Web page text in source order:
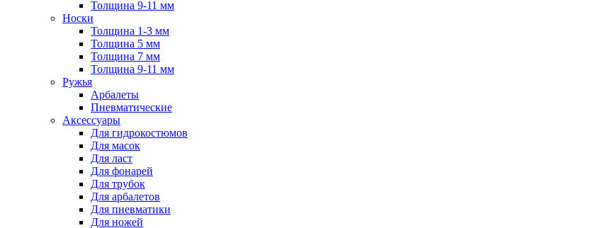
Толщина 9-11 мм
Носки
Толщина 1-3 мм
Толщина 5 мм
Толщина 7 мм
Толщина 9-11 мм
Ружья
Арбалеты
Пневматические
Аксессуары
Для гидрокостюмов
Для масок
Для ласт
Для фонарей
Для трубок
Для арбалетов
Для пневматики
Для ножей